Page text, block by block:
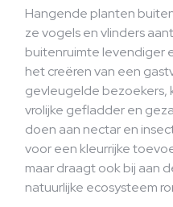
Hangende planten
ze vogels en vlinders
buitenruimte levendiger
het creëren van een
gevleugelde bezoekers,
vrolijke gefladder en
doen aan nectar en
voor een kleurrijke
maar draagt ook bij aan
natuurlijke ecosysteem